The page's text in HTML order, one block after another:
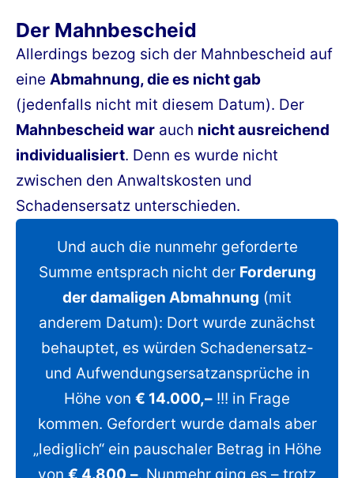
Der Mahnbescheid
Allerdings bezog sich der Mahnbescheid auf
eine Abmahnung, die es nicht gab
(jedenfalls nicht mit diesem Datum). Der
Mahnbescheid war auch nicht ausreichend
individualisiert. Denn es wurde nicht
zwischen den Anwaltskosten und
Schadensersatz unterschieden.
Und auch die nunmehr geforderte
Summe entsprach nicht der Forderung
der damaligen Abmahnung (mit
anderem Datum): Dort wurde zunächst
behauptet, es würden Schadenersatz-
und Aufwendungsersatzansprüche in
Höhe von € 14.000,– !!! in Frage
kommen. Gefordert wurde damals aber
„lediglich“ ein pauschaler Betrag in Höhe
von € 4.800,–. Nunmehr ging es – trotz